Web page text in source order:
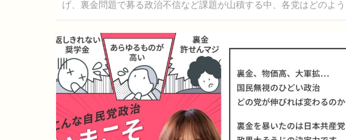
げ、裏金問題で募る政治不信など課題が山積する中、各党はどのよ